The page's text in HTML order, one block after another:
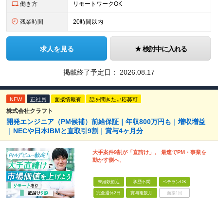
働き方 リモートワークOK
残業時間 20時間以内
求人を見る 検討中に入れる
掲載終了予定日： 2026.08.17
NEW 正社員 面接情報有 話を聞きたい応募可
株式会社クラフト
開発エンジニア（PM候補）前給保証｜年収800万円も｜増収増益
｜NECや日本IBMと直取引9割｜賞与4ヶ月分
大手案件9割が「直請け」。 最速でPM・事業を
動かす側へ。
未経験歓迎 学歴不問 ベテランOK
完全週休2日 賞与複数月 面接1回